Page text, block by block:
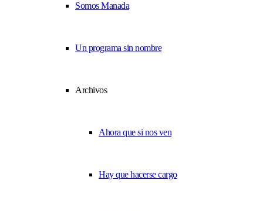
Somos Manada
Un programa sin nombre
Archivos
Ahora que si nos ven
Hay que hacerse cargo